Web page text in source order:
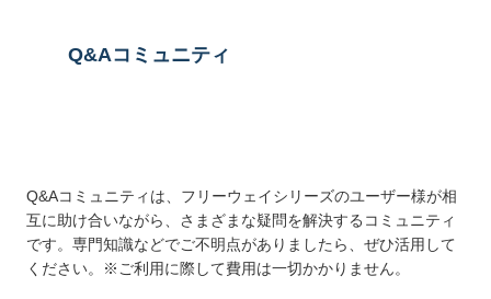
Q&Aコミュニティ
Q&Aコミュニティは、フリーウェイシリーズのユーザー様が相
互に助け合いながら、さまざまな疑問を解決するコミュニティ
です。専門知識などでご不明点がありましたら、ぜひ活用して
ください。※ご利用に際して費用は一切かかりません。